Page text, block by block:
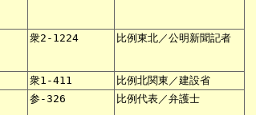
衆2-1224 比例東北／公明新聞記者
衆1-411
比例北関東／建設省
参-326 比例代表／弁護士